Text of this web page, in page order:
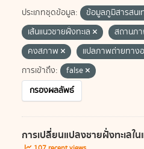
ประเภทชุดข้อมูล: ข้อมูลภูมิสารสน
เส้นแนวชายฝั่งทะเล
สถานภ
คงสภาพ
แปลภาพถ่ายทาง
การเข้าถึง:
false
กรองผลลัพธ์
การเปลี่ยนแปลงชายฝั่งทะเลใน